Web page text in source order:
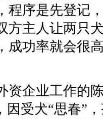
程序是先登记
方主人让两只
成功率就会很
企业工作的陈
因受犬“思春”